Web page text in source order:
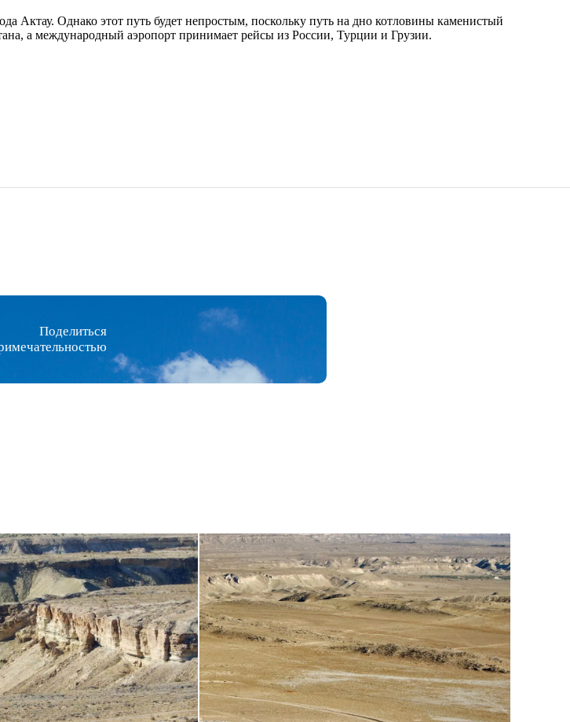
Актау. Однако этот путь будет непростым, поскольку путь на дно котловины каменистый
а международный аэропорт принимает рейсы из России, Турции и Грузии.
Поделиться